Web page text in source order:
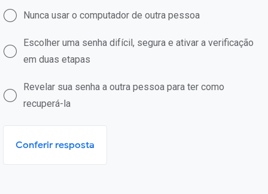
Nunca usar o computador de outra pessoa
Escolher uma senha difícil, segura e ativar a verificação
em duas etapas
Revelar sua senha a outra pessoa para ter como
recuperá-la
Conferir resposta